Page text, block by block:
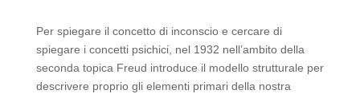
Per spiegare il concetto di inconscio e cercare di
spiegare i concetti psichici, nel 1932 nell’ambito della
seconda topica Freud introduce il modello strutturale per
descrivere proprio gli elementi primari della nostra